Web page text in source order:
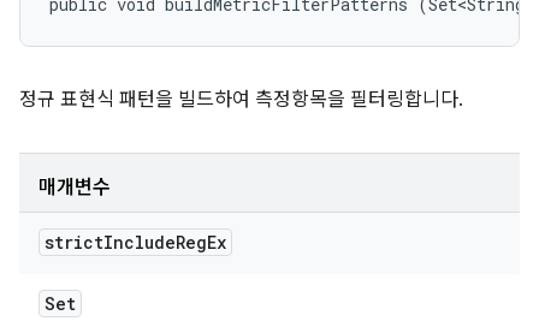
정규 표현식 패턴을 빌드하여 측정항목을 필터링합니다.
매개변수
strictIncludeRegEx
Set